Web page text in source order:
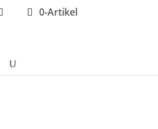
0-Artikel